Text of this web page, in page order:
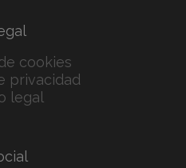
cookies
privacidad
legal